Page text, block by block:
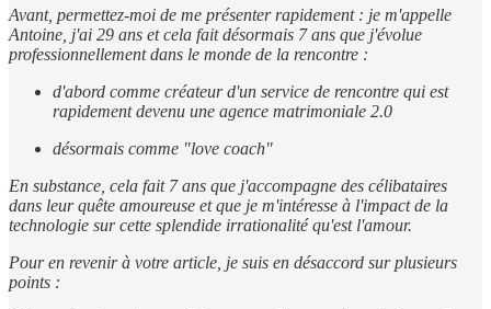
Avant, permettez-moi de me présenter rapidement : je m'appelle
Antoine, j'ai 29 ans et cela fait désormais 7 ans que j'évolue
professionnellement dans le monde de la rencontre :
d'abord comme créateur d'un service de rencontre qui est
rapidement devenu une agence matrimoniale 2.0
désormais comme "love coach"
En substance, cela fait 7 ans que j'accompagne des célibataires
dans leur quête amoureuse et que je m'intéresse à l'impact de la
technologie sur cette splendide irrationalité qu'est l'amour.
Pour en revenir à votre article, je suis en désaccord sur plusieurs
points :